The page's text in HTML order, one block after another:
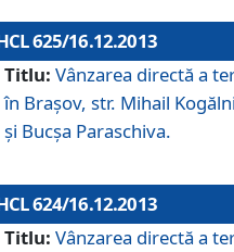
625/16.12.2013
Titlu: Vânzarea directă a
în Braşov, str. Mihail
şi Bucşa Paraschiva.
624/16.12.2013
Titlu: Vânzarea directă a